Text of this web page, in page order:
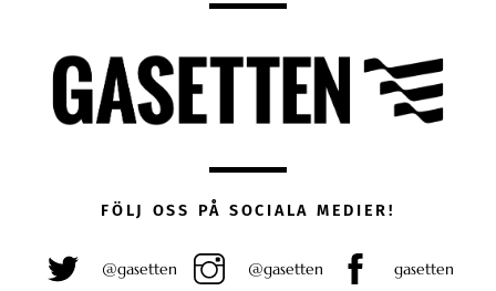
FÖLJ OSS PÅ SOCIALA MEDIER!
@gasetten @gasetten gasetten